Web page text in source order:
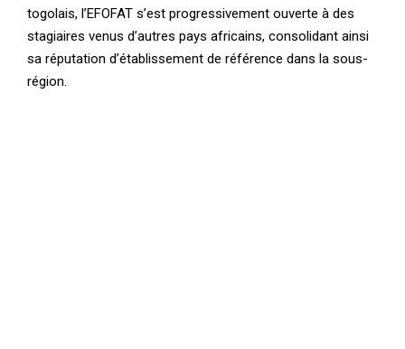
togolais, l’EFOFAT s’est progressivement ouverte à des
stagiaires venus d’autres pays africains, consolidant ainsi
sa réputation d’établissement de référence dans la sous-
région.